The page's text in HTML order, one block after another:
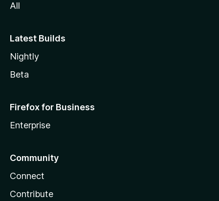
All
Latest Builds
Nightly
Beta
Firefox for Business
Enterprise
Community
Connect
Contribute